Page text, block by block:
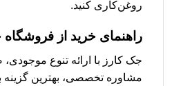
روغن‌کاری کنید.
راهنمای خرید از فروشگاه
جک کارز با ارائه تنوع
مشاوره تخصصی، بهترین گزینه